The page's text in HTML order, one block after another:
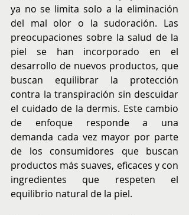
ya no se limita solo a la eliminación
del mal olor o la sudoración. Las
preocupaciones sobre la salud de la
piel se han incorporado en el
desarrollo de nuevos productos, que
buscan equilibrar la protección
contra la transpiración sin descuidar
el cuidado de la dermis. Este cambio
de enfoque responde a una
demanda cada vez mayor por parte
de los consumidores que buscan
productos más suaves, eficaces y con
ingredientes que respeten el
equilibrio natural de la piel.